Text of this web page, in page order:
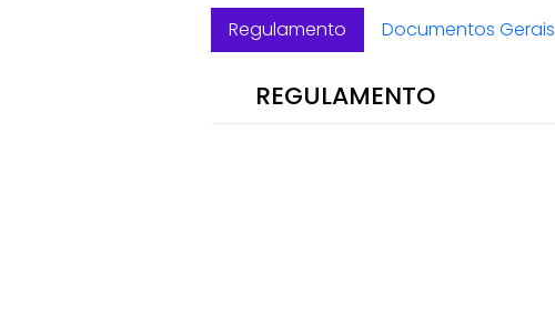
Regulamento Documentos Gerais
REGULAMENTO